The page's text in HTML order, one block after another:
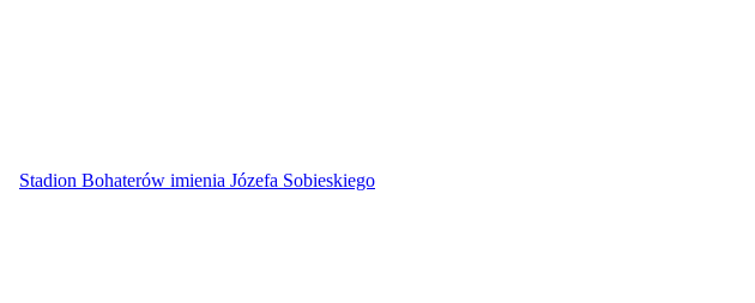
Stadion Bohaterów imienia Józefa Sobieskiego